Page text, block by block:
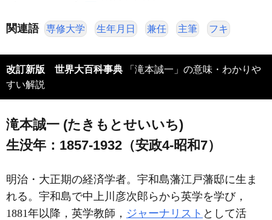
関連語 専修大学 生年月日 兼任 主筆 フキ
改訂新版 世界大百科事典 「滝本誠一」の意味・わかりや
すい解説
滝本誠一 (たきもとせいいち)
生没年：1857-1932（安政4-昭和7）
明治・大正期の経済学者。宇和島藩江戸藩邸に生ま
れる。宇和島で中上川彦次郎らから英学を学び，
1881年以降，英学教師， ジャーナリスト として活